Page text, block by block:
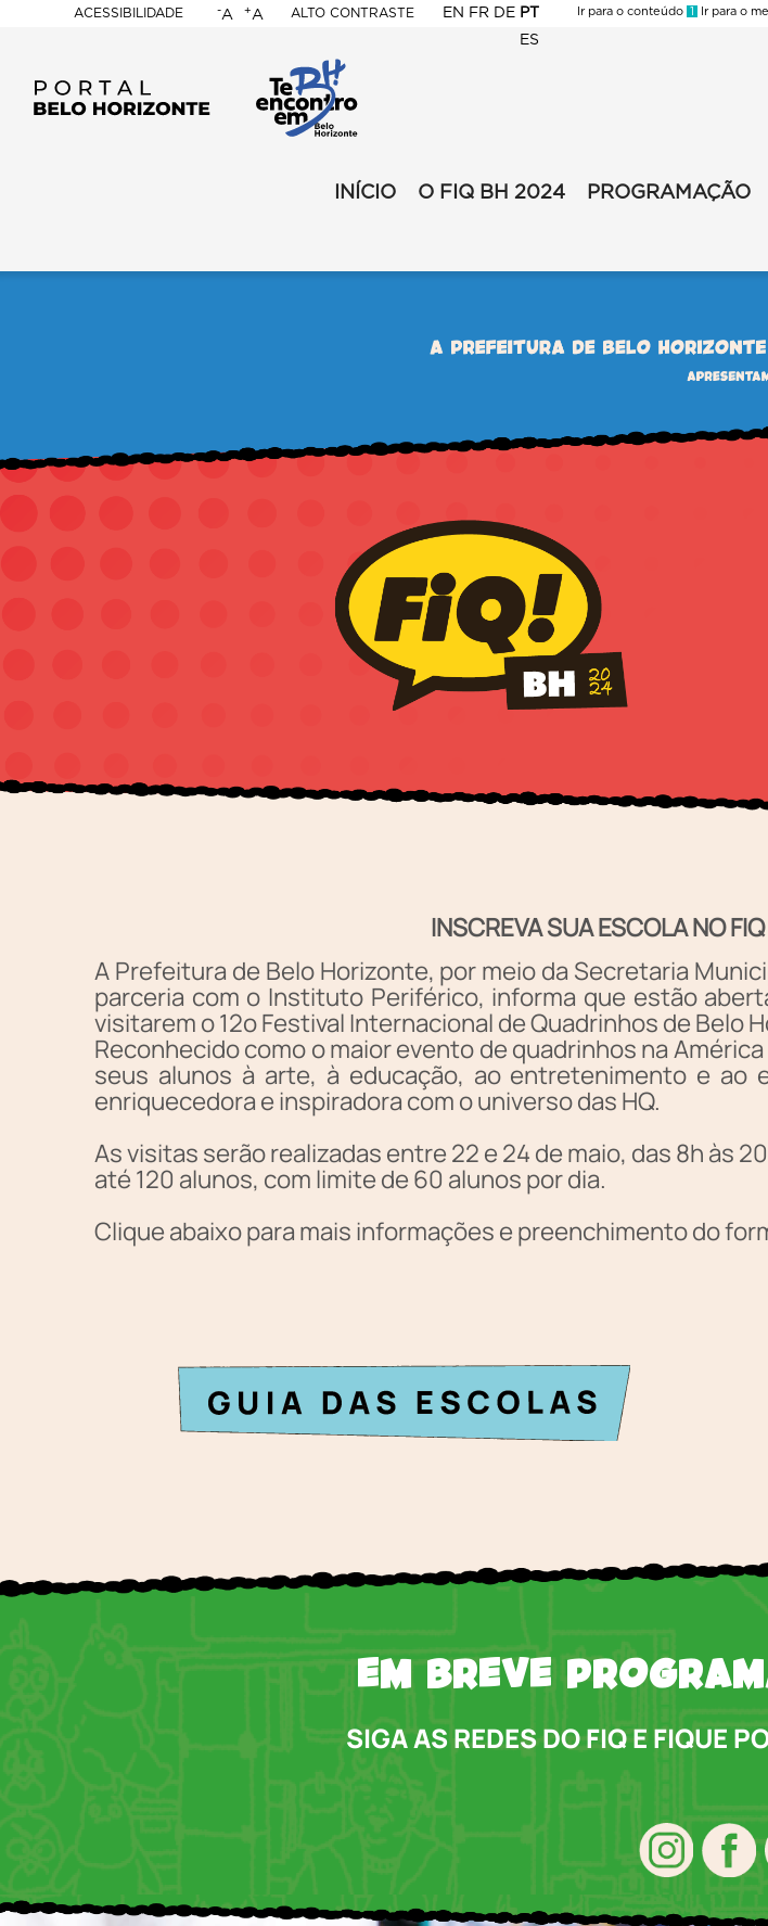
ACESSIBILIDADE
BELO
-A +A ALTO CONTRASTE EN FR DE PT
ES
Ir para o conteúdo 1 Ir para o
INÍCIO O FIQ BH 2024 PROGRAMAÇÃO
INSCREVA SUA ESCOLA NO
A Prefeitura de Belo Horizonte, por meio da Secretaria
parceria com o Instituto Periférico, informa que estão
visitarem o 12o Festival Internacional de Quadrinhos de Belo
Reconhecido como o maior evento de quadrinhos na
seus alunos à arte, à educação, ao entretenimento e ao
enriquecedora e inspiradora com o universo das HQ.
As visitas serão realizadas entre 22 e 24 de maio, das 8h às
até 120 alunos, com limite de 60 alunos por dia.
Clique abaixo para mais informações e preenchimento do
EM BREVE
SIGA AS REDES DO FIQ E FIQUE